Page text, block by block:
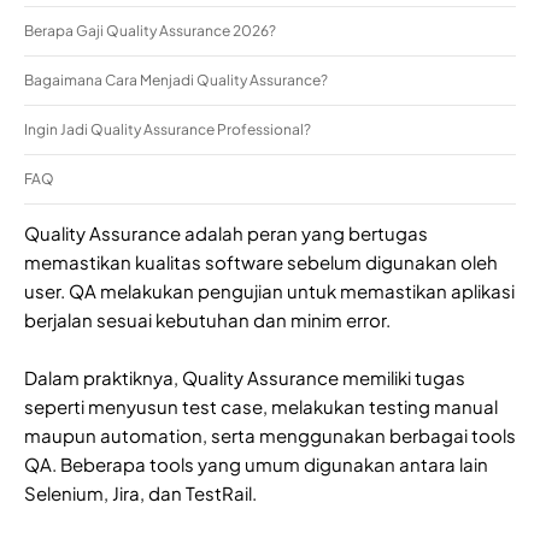
Berapa Gaji Quality Assurance 2026?
Bagaimana Cara Menjadi Quality Assurance?
Ingin Jadi Quality Assurance Professional?
FAQ
Quality Assurance adalah peran yang bertugas
memastikan kualitas software sebelum digunakan oleh
user. QA melakukan pengujian untuk memastikan aplikasi
berjalan sesuai kebutuhan dan minim error.
Dalam praktiknya, Quality Assurance memiliki tugas
seperti menyusun test case, melakukan testing manual
maupun automation, serta menggunakan berbagai tools
QA. Beberapa tools yang umum digunakan antara lain
Selenium, Jira, dan TestRail.